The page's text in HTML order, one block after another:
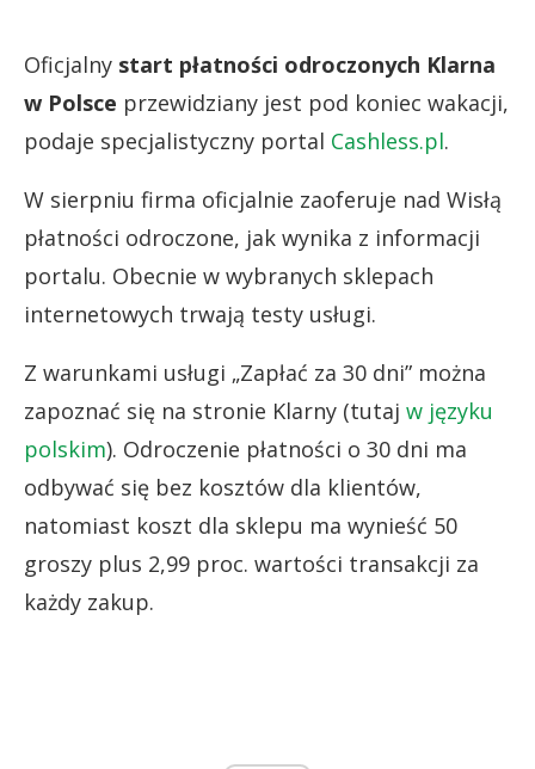
Oficjalny start płatności odroczonych Klarna
w Polsce przewidziany jest pod koniec wakacji,
podaje specjalistyczny portal Cashless.pl.
W sierpniu firma oficjalnie zaoferuje nad Wisłą
płatności odroczone, jak wynika z informacji
portalu. Obecnie w wybranych sklepach
internetowych trwają testy usługi.
Z warunkami usługi „Zapłać za 30 dni” można
zapoznać się na stronie Klarny (tutaj w języku
polskim). Odroczenie płatności o 30 dni ma
odbywać się bez kosztów dla klientów,
natomiast koszt dla sklepu ma wynieść 50
groszy plus 2,99 proc. wartości transakcji za
każdy zakup.